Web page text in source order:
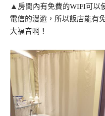
▲ 房間內有免費的WIFI可以
電信的漫遊，所以飯店能有
大福音啊！